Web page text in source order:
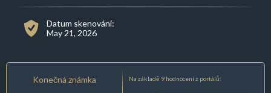
Datum skenování:
May 21, 2026
Konečná známka Na základě 9 hodnocení z portálů: